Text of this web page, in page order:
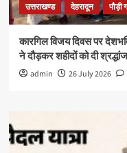
उत्तराखण्ड देहरादून पौड़ी
कारगिल विजय दिवस पर
ने दौड़कर शहीदों को दी
admin 26 July 2026